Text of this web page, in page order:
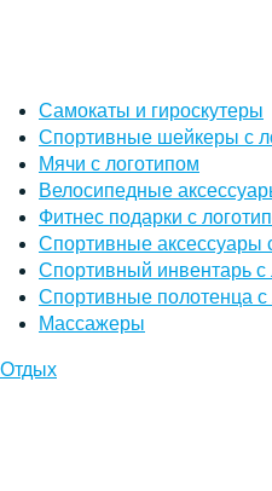
Самокаты и гироскутеры
Спортивные шейкеры с
Мячи с логотипом
Велосипедные
Фитнес подарки с
Спортивные аксессуары
Спортивный инвентарь с
Спортивные полотенца с
Массажеры
Отдых